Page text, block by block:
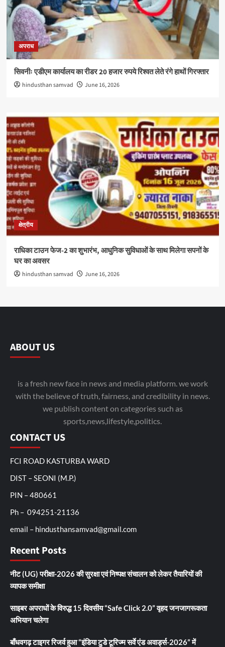
अपराध
सिवनीः एडीएम कार्यालय का रीडर 20 हजार रुपये रिश्वत लेते रंगे हाथों गिरफ्तार
hindusthan samvad June 16, 2026
क्षेत्रीय
राधिका टाउन फेज-2 का शुभारंभ, आधुनिक सुविधाओं के साथ मिलेगा सपनों के
घर का अवसर
hindusthan samvad June 16, 2026
ABOUT US
is a fresh new face in news and media platform. we work
with the believe of truth, fairness, and credibility in news.
we publish content on categories such as
sports,news,lifestyle,politics.
CONTACT US
FCI ROAD KASTURBA WARD
DIST – SEONI (M.P.)
PIN – 480661
Ph – 094251-21136
email – hindusthansamvad@gmail.com
Recent Posts
नीट (UG) परीक्षा-2026 की सुरक्षा एवं निष्पक्ष संचालन को लेकर तैयारियों की
व्यापक समीक्षा
साइबर अपराधों के विरुद्ध 15 दिवसीय “Safe Click 2.0” वृहद जनजागरूकता
अभियान चलेगा
बाँधवगढ़ टाइगर रिजर्व हुआ “इंडिया टुडे टूरिज्म सर्वे एंड अवार्ड्स-2026” में